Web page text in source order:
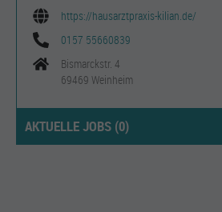
https://hausarztpraxis-kilian.de/
0157 55660839
Bismarckstr. 4
69469 Weinheim
AKTUELLE JOBS (0)